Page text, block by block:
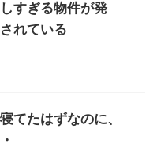
すぎる物件が発
れている
てたはずなのに、